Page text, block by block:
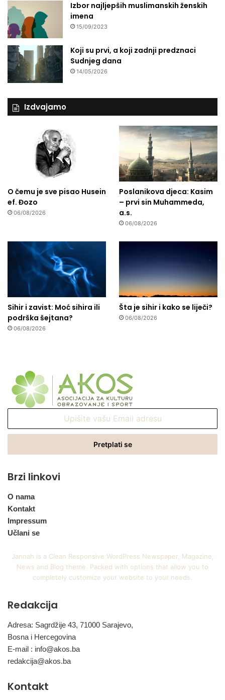
Izbor najljepših muslimanskih ženskih
imena
15/09/2023
Koji su prvi, a koji zadnji predznaci
Sudnjeg dana
14/05/2026
Izdvajamo
O čemu je sve pisao Husein
ef. Đozo
06/08/2026
Poslanikova djeca: Kasim
– prvi sin Muhammeda,
a.s.
06/08/2026
Sihir i zavist: Moć sihira ili
podrška šejtana?
06/08/2026
Šta je sihir i kako se liječi?
06/08/2026
Email
Brzi linkovi
O nama
Kontakt
Impressum
Učlani se
Jannah is a Clean Responsive WordPress Newspaper, Magazine,
News and Blog theme. Packed with options that allow you to
completely customize your website to your needs.
Redakcija
Adresa: Sagrdžije 43, 71000 Sarajevo,
Bosna i Hercegovina
E-mail : info@akos.ba
redakcija@akos.ba
Kontakt